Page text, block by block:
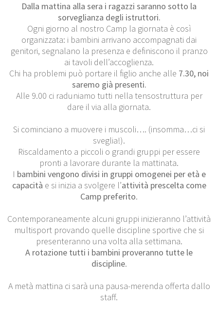
Dalla mattina alla sera i ragazzi saranno sotto la
sorveglianza degli istruttori.
Ogni giorno al nostro Camp la giornata è così
organizzata: i bambini arrivano accompagnati dai
genitori, segnalano la presenza e definiscono il pranzo
ai tavoli dell’accoglienza.
Chi ha problemi può portare il figlio anche alle 7.30, noi
saremo già presenti.
Alle 9.00 ci raduniamo tutti nella tensostruttura per
dare il via alla giornata.
Si cominciano a muovere i muscoli…. (insomma…ci si
sveglia!).
Riscaldamento a piccoli o grandi gruppi per essere
pronti a lavorare durante la mattinata.
I bambini vengono divisi in gruppi omogenei per età e
capacità e si inizia a svolgere l’attività prescelta come
Camp preferito.
Contemporaneamente alcuni gruppi inizieranno l’attività
multisport provando quelle discipline sportive che si
presenteranno una volta alla settimana.
A rotazione tutti i bambini proveranno tutte le
discipline.
A metà mattina ci sarà una pausa-merenda offerta dallo
staff.